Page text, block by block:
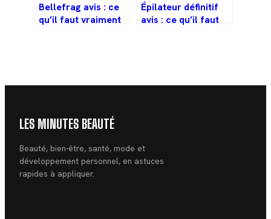
Bellefrag avis : ce
qu’il faut vraiment
Épilateur définitif
avis : ce qu’il faut
LES MINUTES BEAUTÉ
Beauté, bien-être, santé, mode et
développement personnel, en astuces
rapides à appliquer.